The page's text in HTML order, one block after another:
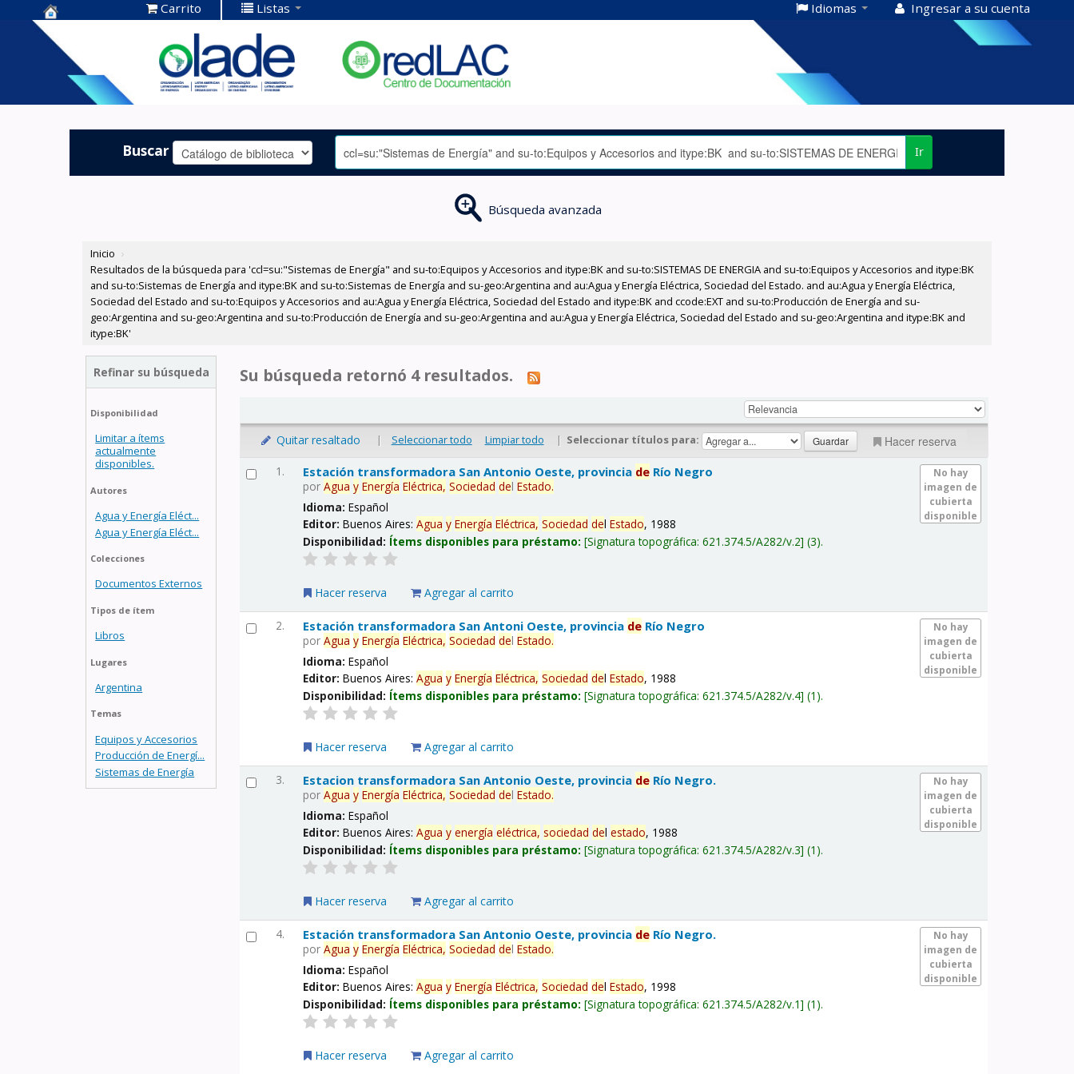
Centro de
Documentación
OLADE -
Carrito Listas Idiomas Ingresar a su cuenta
Buscar Ir
Búsqueda avanzada
Inicio ›
Resultados de la búsqueda para 'ccl=su:"Sistemas de Energía" and su-to:Equipos y Accesorios and itype:BK and su-to:SISTEMAS DE ENERGIA and su-to:Equipos y Accesorios and itype:BK
and su-to:Sistemas de Energía and itype:BK and su-to:Sistemas de Energía and su-geo:Argentina and au:Agua y Energía Eléctrica, Sociedad del Estado. and au:Agua y Energía Eléctrica,
Sociedad del Estado and su-to:Equipos y Accesorios and au:Agua y Energía Eléctrica, Sociedad del Estado and itype:BK and ccode:EXT and su-to:Producción de Energía and su-
geo:Argentina and su-geo:Argentina and su-to:Producción de Energía and su-geo:Argentina and au:Agua y Energía Eléctrica, Sociedad del Estado and su-geo:Argentina and itype:BK and
itype:BK'
Refinar su búsqueda
Disponibilidad
Limitar a ítems
actualmente
disponibles.
Autores
Agua y Energía Eléct...
Agua y Energía Eléct...
Colecciones
Documentos Externos
Tipos de ítem
Libros
Lugares
Argentina
Temas
Equipos y Accesorios
Producción de Energí...
Sistemas de Energía
Su búsqueda retornó 4 resultados.
Quitar resaltado | Seleccionar todo Limpiar todo | Seleccionar títulos para: Hacer reserva
1.
No hay
imagen de
cubierta
disponible
Estación transformadora San Antonio Oeste, provincia de Río Negro
porAgua y Energía Eléctrica, Sociedad delEstado.
Idioma:Español
Editor:Buenos Aires:Agua y Energía Eléctrica, Sociedad delEstado, 1988
Disponibilidad: Ítems disponibles para préstamo: Signatura topográfica:621.374.5/A282/v.2 (3).
Hacer reserva Agregar al carrito
2.
No hay
imagen de
cubierta
disponible
Estación transformadora San Antoni Oeste, provincia de Río Negro
porAgua y Energía Eléctrica, Sociedad delEstado.
Idioma:Español
Editor:Buenos Aires:Agua y Energía Eléctrica, Sociedad delEstado, 1988
Disponibilidad: Ítems disponibles para préstamo: Signatura topográfica:621.374.5/A282/v.4 (1).
Hacer reserva Agregar al carrito
3.
No hay
imagen de
cubierta
disponible
Estacion transformadora San Antonio Oeste, provincia de Río Negro.
porAgua y Energía Eléctrica, Sociedad delEstado.
Idioma:Español
Editor:Buenos Aires:Agua y energía eléctrica, sociedad delestado, 1988
Disponibilidad: Ítems disponibles para préstamo: Signatura topográfica:621.374.5/A282/v.3 (1).
Hacer reserva Agregar al carrito
4.
No hay
imagen de
cubierta
disponible
Estación transformadora San Antonio Oeste, provincia de Río Negro.
porAgua y Energía Eléctrica, Sociedad delEstado.
Idioma:Español
Editor:Buenos Aires:Agua y Energía Eléctrica, Sociedad delEstado, 1998
Disponibilidad: Ítems disponibles para préstamo: Signatura topográfica:621.374.5/A282/v.1 (1).
Hacer reserva Agregar al carrito